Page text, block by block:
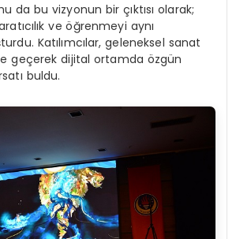
da bu vizyonun bir çıktısı olarak;
ve öğrenmeyi aynı
Katılımcılar, geleneksel sanat
geçerek dijital ortamda özgün
buldu.